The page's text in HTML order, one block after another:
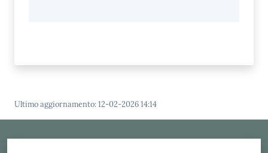
Ultimo aggiornamento:12-02-2026 14:14